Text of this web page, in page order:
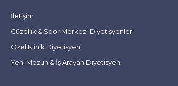
İletişim
Güzellik & Spor Merkezi Diyetisyenleri
Özel Klinik Diyetisyeni
Yeni Mezun & İş Arayan Diyetisyen